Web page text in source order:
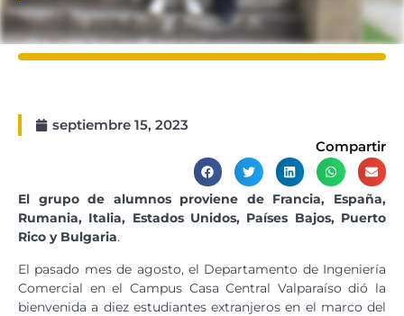
septiembre 15, 2023
Compartir
El grupo de alumnos proviene de Francia, España,
Rumania, Italia, Estados Unidos, Países Bajos, Puerto
Rico y Bulgaria.
El pasado mes de agosto, el Departamento de Ingeniería
Comercial en el Campus Casa Central Valparaíso dió la
bienvenida a diez estudiantes extranjeros en el marco del